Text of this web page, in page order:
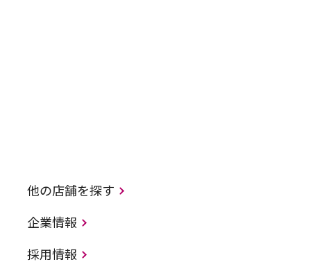
他の店舗を探す
企業情報
採用情報